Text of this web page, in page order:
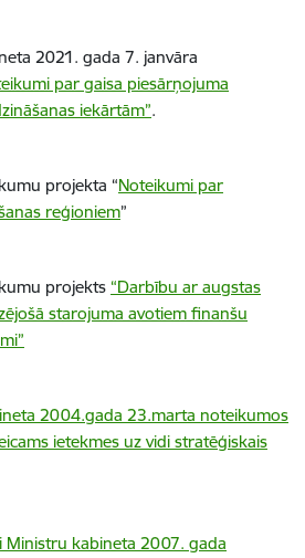
2021. gada 7. janvāra
par gaisa piesārņojuma
iekārtām”.
projekta “Noteikumi par
reģioniem”
projekts “Darbību ar augstas
starojuma avotiem finanšu
2004.gada 23.marta noteikumos
ietekmes uz vidi stratēģiskais
Ministru kabineta 2007. gada